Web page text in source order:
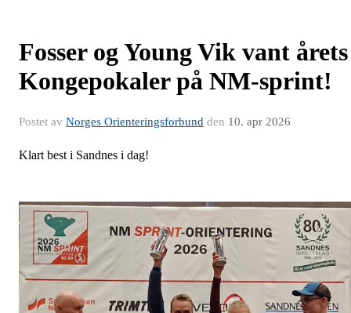
Fosser og Young Vik vant årets
Kongepokaler på NM-sprint!
Postet av Norges Orienteringsforbund den 10. apr 2026
Klart best i Sandnes i dag!